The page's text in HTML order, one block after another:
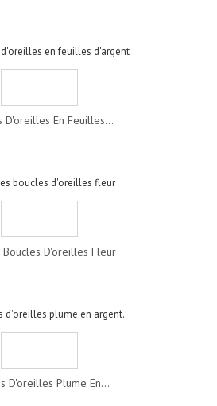
D'oreilles En Feuilles...
D'oreilles Fleur
D'oreilles Plume En...